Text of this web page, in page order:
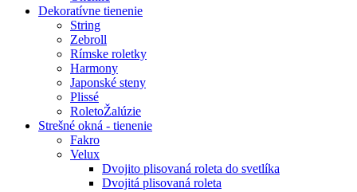
Dekoratívne tienenie
String
Zebroll
Rímske roletky
Harmony
Japonské steny
Plissé
RoletoŽalúzie
Strešné okná - tienenie
Fakro
Velux
Dvojito plisovaná roleta do svetlíka
Dvojitá plisovaná roleta